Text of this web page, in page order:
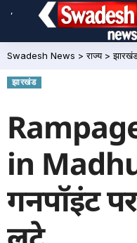
,
Swadesh News >राज्य>
झारखंड
in
गनपॉइंट